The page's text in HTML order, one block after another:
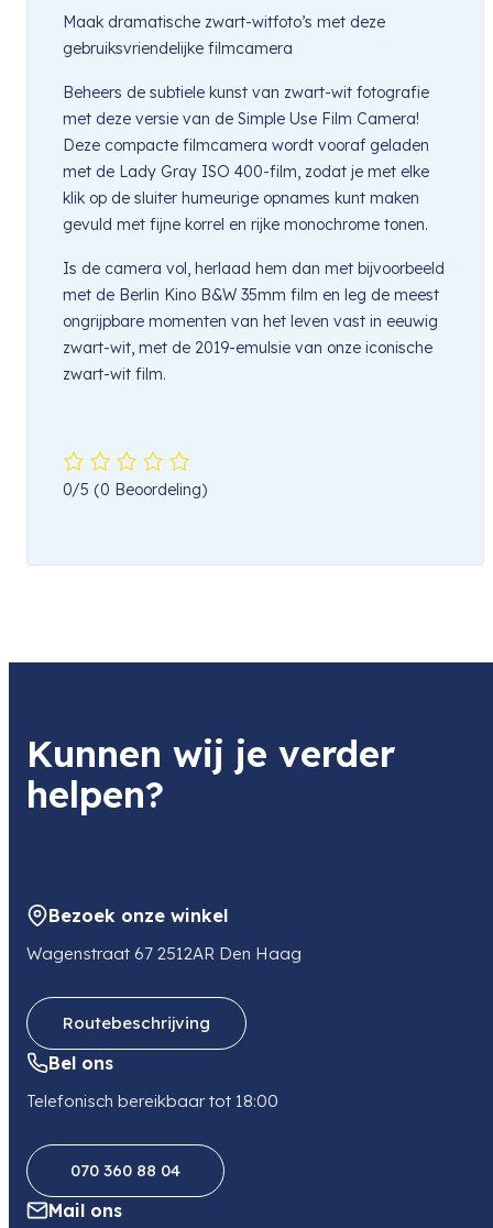
Maak dramatische zwart-witfoto’s met deze
gebruiksvriendelijke filmcamera
Beheers de subtiele kunst van zwart-wit fotografie
met deze versie van de Simple Use Film Camera!
Deze compacte filmcamera wordt vooraf geladen
met de Lady Gray ISO 400-film, zodat je met elke
klik op de sluiter humeurige opnames kunt maken
gevuld met fijne korrel en rijke monochrome tonen.
Is de camera vol, herlaad hem dan met bijvoorbeeld
met de Berlin Kino B&W 35mm film en leg de meest
ongrijpbare momenten van het leven vast in eeuwig
zwart-wit, met de 2019-emulsie van onze iconische
zwart-wit film.
0/5 (0 Beoordeling)
Kunnen wij je verder
helpen?
Bezoek onze winkel
Wagenstraat 67 2512AR Den Haag
Routebeschrijving
Bel ons
Telefonisch bereikbaar tot 18:00
070 360 88 04
Mail ons